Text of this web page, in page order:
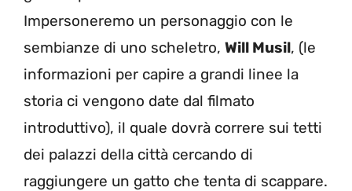
Impersoneremo un personaggio con le
sembianze di uno scheletro, Will Musil, (le
informazioni per capire a grandi linee la
storia ci vengono date dal filmato
introduttivo), il quale dovrà correre sui tetti
dei palazzi della città cercando di
raggiungere un gatto che tenta di scappare.